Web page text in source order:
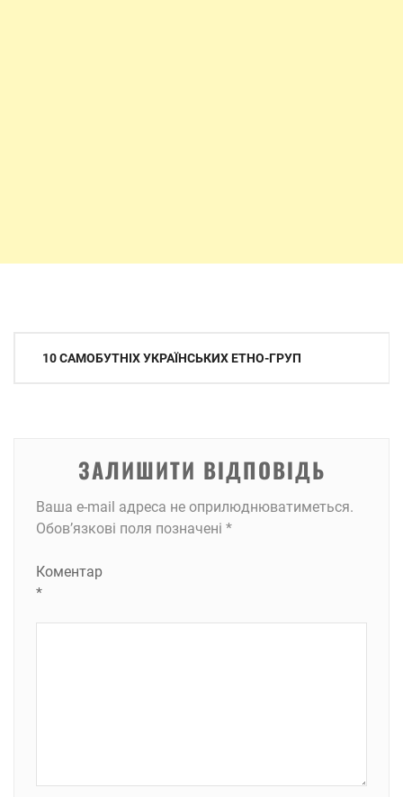
Навігація
10 САМОБУТНІХ УКРАЇНСЬКИХ ЕТНО-ГРУП
ЗАЛИШИТИ ВІДПОВІДЬ
Ваша e-mail адреса не оприлюднюватиметься.
Обов’язкові поля позначені *
Коментар
*